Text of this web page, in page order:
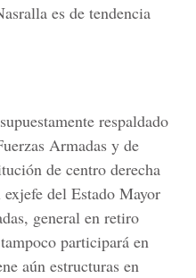
es de tendencia
respaldado
Armadas y de
de centro derecha
del Estado Mayor
general en retiro
participará en
aún estructuras en